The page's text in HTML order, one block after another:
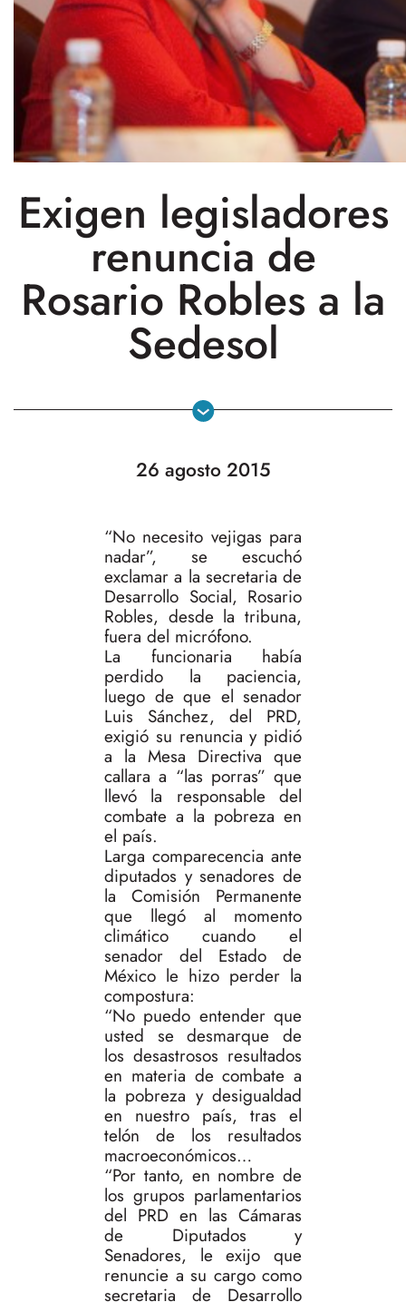
Exigen legisladores
renuncia de
Rosario Robles a la
Sedesol
26 agosto 2015
“No necesito vejigas para
nadar”, se escuchó
exclamar a la secretaria de
Desarrollo Social, Rosario
Robles, desde la tribuna,
fuera del micrófono.
La funcionaria había
perdido la paciencia,
luego de que el senador
Luis Sánchez, del PRD,
exigió su renuncia y pidió
a la Mesa Directiva que
callara a “las porras” que
llevó la responsable del
combate a la pobreza en
el país.
Larga comparecencia ante
diputados y senadores de
la Comisión Permanente
que llegó al momento
climático cuando el
senador del Estado de
México le hizo perder la
compostura:
“No puedo entender que
usted se desmarque de
los desastrosos resultados
en materia de combate a
la pobreza y desigualdad
en nuestro país, tras el
telón de los resultados
macroeconómicos…
“Por tanto, en nombre de
los grupos parlamentarios
del PRD en las Cámaras
de Diputados y
Senadores, le exijo que
renuncie a su cargo como
secretaria de Desarrollo